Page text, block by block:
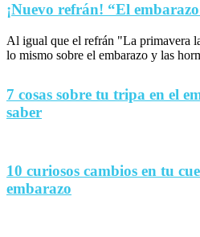
¡Nuevo refrán! “El
Al igual que el refrán "La primavera
lo mismo sobre el embarazo y las
7 cosas sobre tu tripa en el
saber
10 curiosos cambios en tu
embarazo